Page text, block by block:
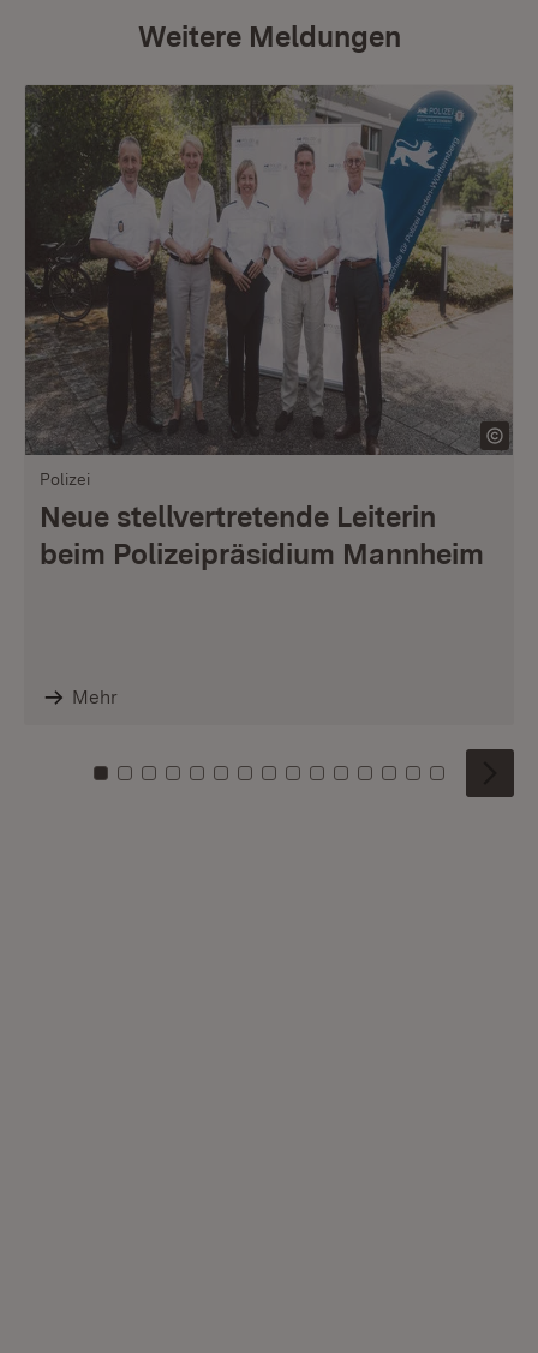
Weitere Meldungen
Polizei
Neue stellvertretende Leiterin
beim Polizeipräsidium Mannheim
Mehr
Zu Kachel: 0
Zu Kachel: 1
Zu Kachel: 2
Zu Kachel: 3
Zu Kachel: 4
Zu Kachel: 5
Zu Kachel: 6
Zu Kachel: 7
Zu Kachel: 8
Zu Kachel: 9
Zu Kachel: 10
Zu Kachel: 11
Zu Kachel: 12
Zu Kachel:
Zu